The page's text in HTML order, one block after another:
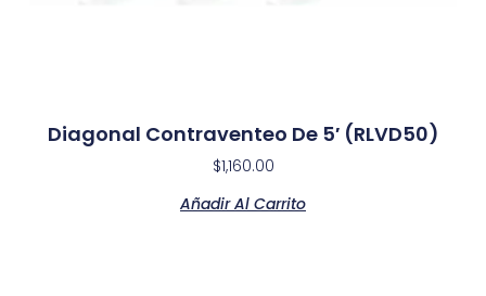
Diagonal Contraventeo De 5′ (RLVD50)
$1,160.00
Añadir Al Carrito